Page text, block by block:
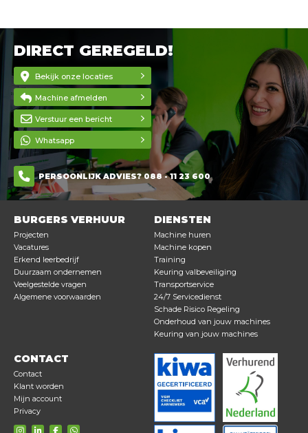
DIRECT GEREGELD!
Bekijk onze locaties
Machine afmelden
Verstuur een bericht
Whatsapp
PERSOONLIJK ADVIES? 088 - 11 23 600
BURGERS VERHUUR
Projecten
Vacatures
Erkend leerbedrijf
Duurzaam ondernemen
Veelgestelde vragen
Algemene voorwaarden
DIENSTEN
Machine huren
Machine kopen
Training
Keuring valbeveiliging
Transportservice
24/7 Servicedienst
Schade Risico Regeling
Onderhoud van jouw machines
Keuring van jouw machines
CONTACT
Contact
Klant worden
Mijn account
Privacy